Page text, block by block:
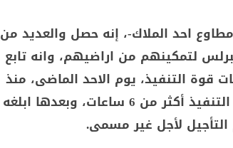
احد الملاك-، إنه حصل والعديد من
لتمكينهم من اراضيهم، وانه تابع
التنفيذ، يوم الاحد الماضى، منذ
الساعة العاشرة صباحا، حيث انتظر قوة التنفيذ أكثر من 6 ساعات، وبعدها ابلغه
لأجل غير مسمى.